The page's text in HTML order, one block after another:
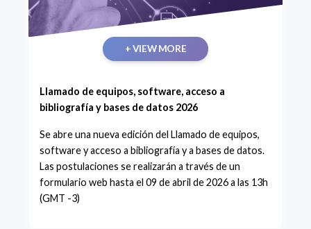
+ VIEW MORE
Llamado de equipos, software, acceso a
bibliografía y bases de datos 2026
Se abre una nueva edición del Llamado de equipos,
software y acceso a bibliografía y a bases de datos.
Las postulaciones se realizarán a través de un
formulario web hasta el 09 de abril de 2026 a las 13h
(GMT -3)